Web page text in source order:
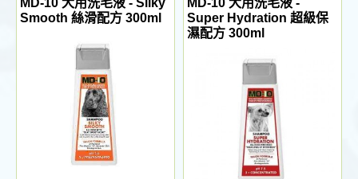
MD-10 犬用洗毛液 - Silky
Smooth 絲滑配方 300ml
MD-10 犬用洗毛液 -
Super Hydration 超級保
濕配方 300ml